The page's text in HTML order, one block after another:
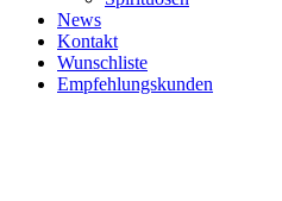
News
Kontakt
Wunschliste
Empfehlungskunden